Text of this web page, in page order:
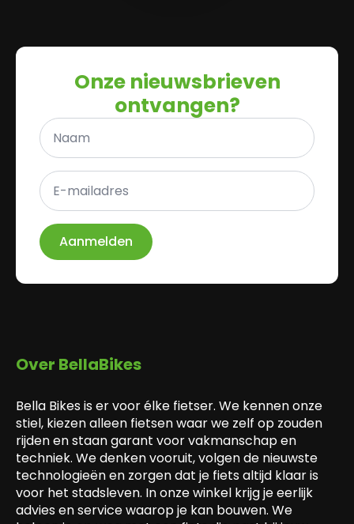
Onze nieuwsbrieven
ontvangen?
Naam
*
E-
mailadres
*
Aanmelden
Over BellaBikes
Bella Bikes is er voor élke fietser. We kennen onze
stiel, kiezen alleen fietsen waar we zelf op zouden
rijden en staan garant voor vakmanschap en
techniek. We denken vooruit, volgen de nieuwste
technologieën en zorgen dat je fiets altijd klaar is
voor het stadsleven. In onze winkel krijg je eerlijk
advies en service waarop je kan bouwen. We